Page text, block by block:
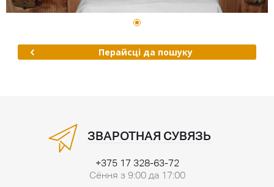
Перайсці да пошуку
ЗВАРОТНАЯ СУВЯЗЬ
+375 17 328-63-72
Сёння з 9:00 да 17:00